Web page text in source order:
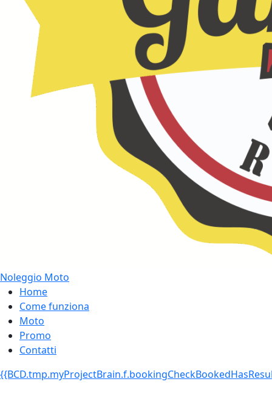
Noleggio Moto
Home
Come funziona
Moto
Promo
Contatti